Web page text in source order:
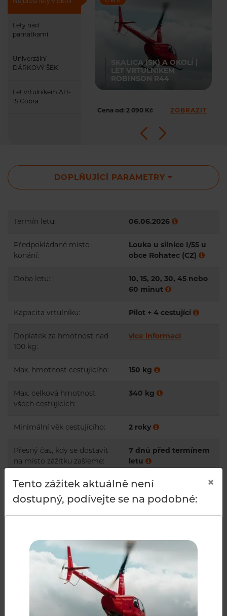
Tento zážitek aktuálně není
dostupný, podívejte se na podobné:
×
Lety nad
památkami
Univerzální
DÁRKOVÝ ŠEK
Let vrtulníkem AH-
1S Cobra
SKALICA (SK) A OKOLÍ |
LET VRTULNÍKEM
ROBINSON R44
Cena od: 2 090 Kč ZOBRAZIT
DOPLŇUJÍCÍ PARAMETRY
Termín letu: 06.06.2026
Předpokládané místo
konání:
Louka u silnice I/55 u
obce Rohatec (CZ)
Doba letu:
10, 15, 20, 30, 45 nebo
60 minut
Kapacita vrtulníku: Pilot + 4 cestující
Doplatek za hmotnost nad
100 kg:
více informací
Max. hmotnost cestujícího: 150 kg
Max. celková hmotnost
všech cestujících:
340 kg
Minimální věk cestujícího: 2 roky
Přesný čas, kdy se dostavit
na místo zážitku zašleme:
7 dnů před termínem
letu
Zkouška pilotáže a
adrenalinový let:
Od 15 let
Čím poletíte: BELL 206B
POPIS
ČASTO KLADENÉ OTÁZKY